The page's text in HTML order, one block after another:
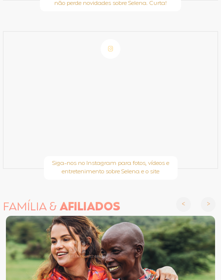
não perde novidades sobre Selena. Curta!
Siga-nos no Instagram para fotos, vídeos e
entretenimento sobre Selena e o site
FAMÍLIA &AFILIADOS